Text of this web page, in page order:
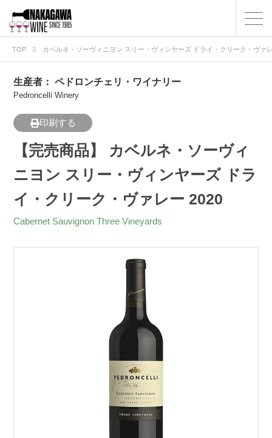
TOP カベルネ・ソーヴィニヨン スリー・ヴィンヤーズ ドライ・クリーク・ヴァ
生産者：ペドロンチェリ・ワイナリー
Pedroncelli Winery
印刷する
【完売商品】 カベルネ・ソーヴィ
ニヨン スリー・ヴィンヤーズ ドラ
イ・クリーク・ヴァレー 2020
Cabernet Sauvignon Three Vineyards